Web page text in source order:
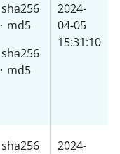
sha256
· md5
sha256
· md5
2024-
04-05
15:31:10
sha256
2024-